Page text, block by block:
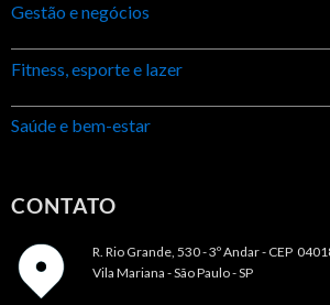
Gestão e negócios
Fitness, esporte e lazer
Saúde e bem-estar
CONTATO
R. Rio Grande, 530 - 3º Andar - CEP
Vila Mariana - São Paulo - SP